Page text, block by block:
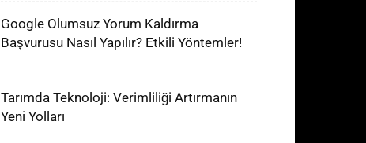
Google Olumsuz Yorum Kaldırma
Başvurusu Nasıl Yapılır? Etkili Yöntemler!
Tarımda Teknoloji: Verimliliği Artırmanın
Yeni Yolları